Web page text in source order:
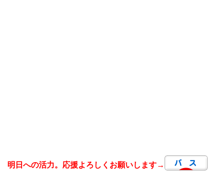
明日への活力。応援よろしくお願いします→